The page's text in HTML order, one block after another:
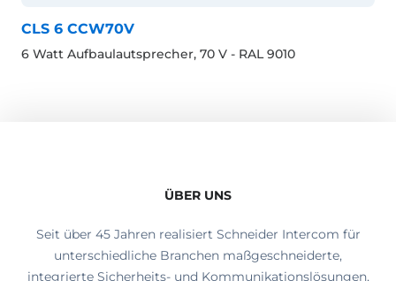
CLS 6 CCW70V
6 Watt Aufbaulautsprecher, 70 V - RAL 9010
ÜBER UNS
Seit über 45 Jahren realisiert Schneider Intercom für
unterschiedliche Branchen maßgeschneiderte,
integrierte Sicherheits- und Kommunikationslösungen,